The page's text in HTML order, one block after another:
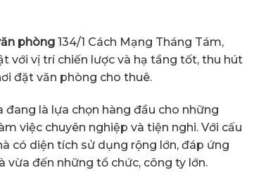
phòng 134/1 Cách Mạng Tháng Tám,
với vị trí chiến lược và hạ tầng tốt, thu hút
đặt văn phòng cho thuê.
là lựa chọn hàng đầu cho những
việc chuyên nghiệp và tiện nghi. Với cấu
có diện tích sử dụng rộng lớn, đáp ứng
vừa đến những tổ chức, công ty lớn.